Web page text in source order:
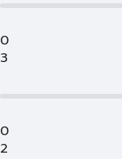
0
3
0
2